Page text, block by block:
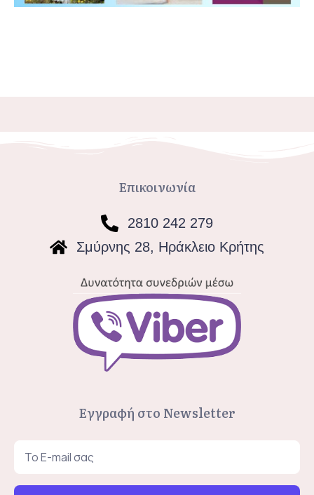
Επικοινωνία
2810 242 279
Σμύρνης 28, Ηράκλειο Κρήτης
Εγγραφή στο Newsletter